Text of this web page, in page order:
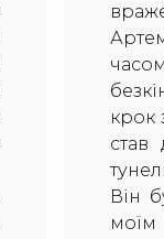
крок
став
Він
моїм